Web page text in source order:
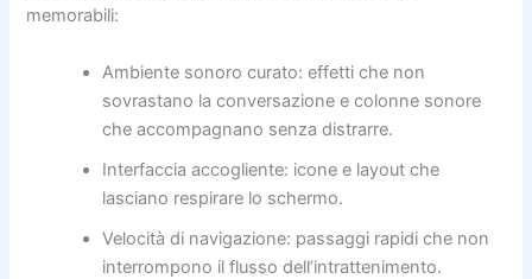
memorabili:
Ambiente sonoro curato: effetti che non
sovrastano la conversazione e colonne sonore
che accompagnano senza distrarre.
Interfaccia accogliente: icone e layout che
lasciano respirare lo schermo.
Velocità di navigazione: passaggi rapidi che non
interrompono il flusso dell’intrattenimento.